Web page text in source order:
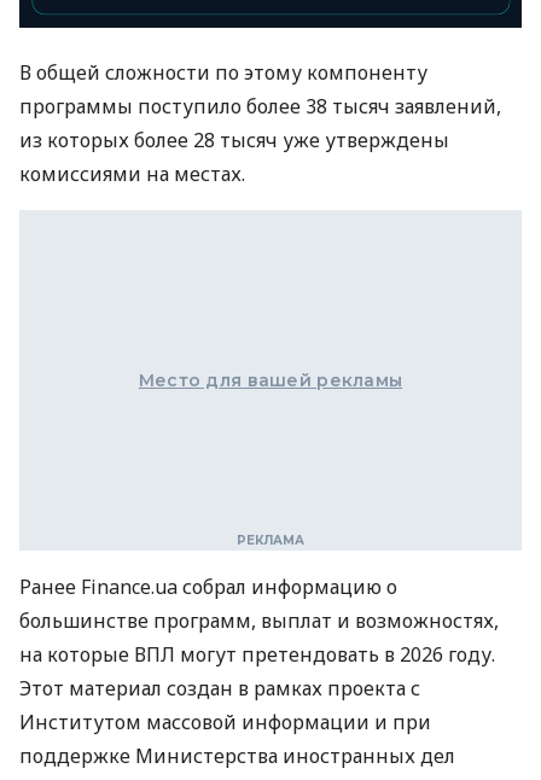
В общей сложности по этому компоненту
программы поступило более 38 тысяч заявлений,
из которых более 28 тысяч уже утверждены
комиссиями на местах.
Место для вашей рекламы
Ранее Finance.ua собрал информацию о
большинстве программ, выплат и возможностях,
на которые ВПЛ могут претендовать в 2026 году.
Этот материал создан в рамках проекта с
Институтом массовой информации и при
поддержке Министерства иностранных дел